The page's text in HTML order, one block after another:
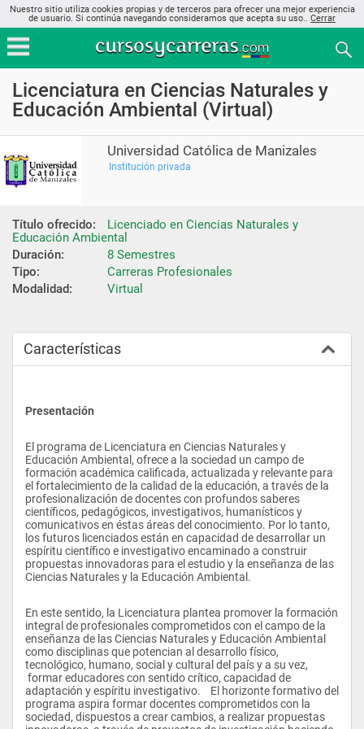
Nuestro sitio utiliza cookies propias y de terceros para ofrecer una mejor experiencia
de usuario. Si continúa navegando consideramos que acepta su uso.. Cerrar
Licenciatura en Ciencias Naturales y
Educación Ambiental (Virtual)
Universidad Católica de Manizales
Institución privada
Título ofrecido:
Licenciado en Ciencias Naturales y
Educación Ambiental
Duración:
8 Semestres
Tipo:
Carreras Profesionales
Modalidad:
Virtual
Características
Presentación
El programa de Licenciatura en Ciencias Naturales y
Educación Ambiental, ofrece a la sociedad un campo de
formación académica calificada, actualizada y relevante para
el fortalecimiento de la calidad de la educación, a través de la
profesionalización de docentes con profundos saberes
científicos, pedagógicos, investigativos, humanísticos y
comunicativos en éstas áreas del conocimiento. Por lo tanto,
los futuros licenciados están en capacidad de desarrollar un
espíritu científico e investigativo encaminado a construir
propuestas innovadoras para el estudio y la enseñanza de las
Ciencias Naturales y la Educación Ambiental.
En este sentido, la Licenciatura plantea promover la formación
integral de profesionales comprometidos con el campo de la
enseñanza de las Ciencias Naturales y Educación Ambiental
como disciplinas que potencian al desarrollo físico,
tecnológico, humano, social y cultural del país y a su vez,
formar educadores con sentido crítico, capacidad de
adaptación y espíritu investigativo.    El horizonte formativo del
programa aspira formar docentes comprometidos con la
sociedad, dispuestos a crear cambios, a realizar propuestas